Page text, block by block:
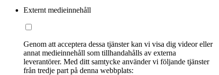
Externt medieinnehåll
Genom att acceptera dessa tjänster kan vi visa dig videor eller
annat medieinnehåll som tillhandahålls av externa
leverantörer. Med ditt samtycke använder vi följande tjänster
från tredje part på denna webbplats: